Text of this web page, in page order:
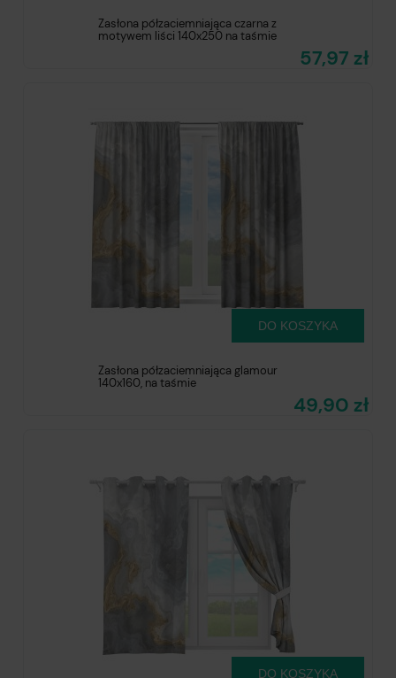
Zasłona półzaciemniająca czarna z
motywem liści 140x250 na taśmie
57,97 zł
Zasłona półzaciemniająca glamour
140x160, na taśmie
49,90 zł
DO KOSZYKA
DO KOSZYKA